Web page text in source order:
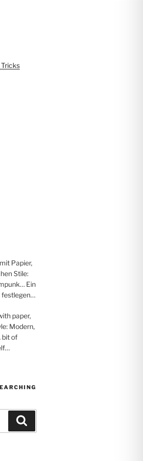
Papier,
Stile:
Ein
festlegen…
paper,
Modern,
bit of